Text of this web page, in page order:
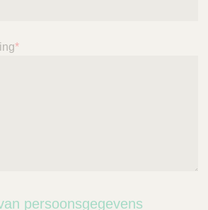
*
persoonsgegevens